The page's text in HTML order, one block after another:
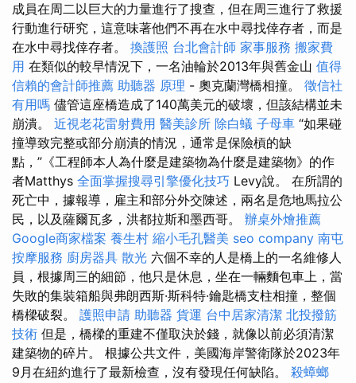
成員在周二以巨大的力量進行了搜查，但在周三進行了救援
行動進行研究，這意味著他們不再在水中尋找倖存者，而是
在水中尋找倖存者。 換護照 台北會計師 家事服務 搬家費
用 在類似的較早情況下，一名油輪於2013年與舊金山 值得
信賴的會計師推薦 助聽器 原理 - 奧克蘭灣橋相撞。 徵信社
有用嗎 儘管這座橋造成了140萬美元的破壞，但該結構並未
崩潰。 近視老花雷射費用 醫美診所 除白蟻 子母車 “如果碰
撞導致完整或部分崩潰的情況，通常是保險槓的缺
點，”《工程師本人為什麼是建築物為什麼是建築物》的作
者Matthys 全面掌握搜尋引擎優化技巧 Levy說。 在所謂的
死亡中，據報導，雇主和部分外交陳述，兩名是危地馬拉公
民，以及薩爾瓦多，洪都拉斯和墨西哥。 辦桌外燴推薦
Google商家檔案 養生村 縮小毛孔醫美 seo company 南屯
按摩服務 廚房器具 散光 六個不幸的人是橋上的一名維修人
員，根據周三的細節，他只是休息，坐在一輛麵包車上，當
失敗的集裝箱船與弗朗西斯·斯科特·鑰匙橋支柱相撞，整個
橋樑破裂。 護照申請 助聽器 貨運 台中居家清潔 北投撥筋
技術 但是，橋樑的重建不僅取決於錢，就像以前必須清潔
建築物的碎片。 根據公共文件，美國海岸警衛隊於2023年
9月在紐約進行了最新檢查，沒有發現任何缺陷。 殺蟑螂